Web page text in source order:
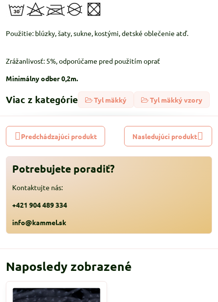
Použitie: blúzky, šaty, sukne, kostými, detské oblečenie atď.
Zrážanlivosť: 5%, odporúčame pred použitím oprať
Minimálny odber 0,2m.
Viac z kategórie Tyl mäkký Tyl mäkký vzory
Predchádzajúci produkt Nasledujúci produkt
Potrebujete poradiť?
Kontaktujte nás:
+421 904 489 334
info@kammel.sk
Naposledy zobrazené